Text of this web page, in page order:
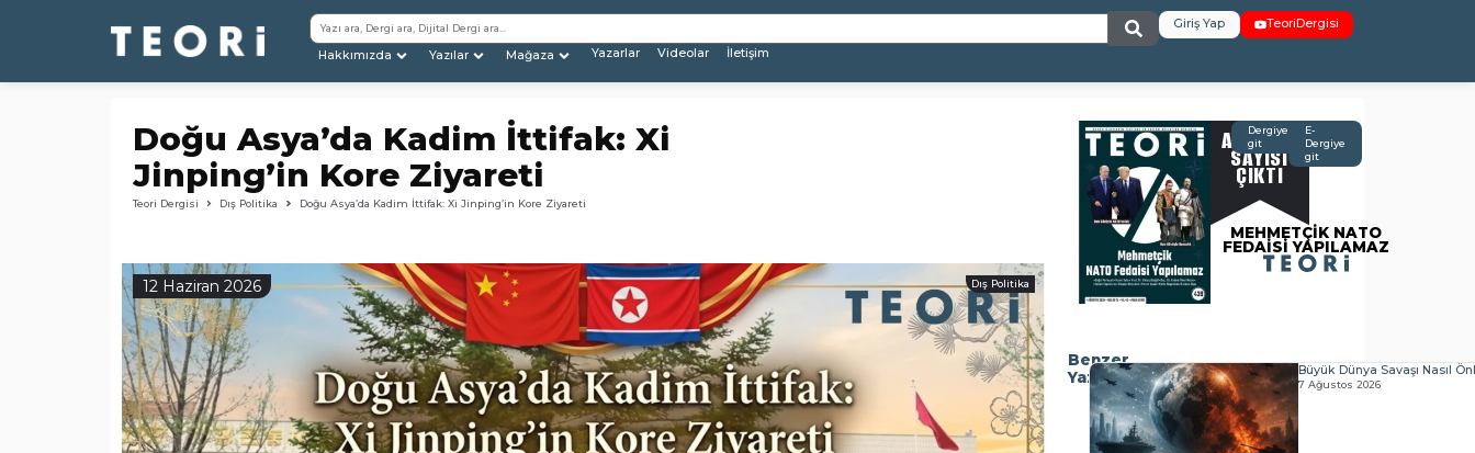
Giriş Yap TeoriDergisi
Hakkımızda Yazılar Mağaza Yazarlar Videolar İletişim
Doğu Asya’da Kadim İttifak: Xi
Jinping’in Kore Ziyareti
Teori Dergisi Dış Politika Doğu Asya’da Kadim İttifak: Xi Jinping’in Kore Ziyareti
12 Haziran 2026 Dış Politika
AĞUSTOS
SAYISI
ÇIKTI
MEHMETÇİK NATO
FEDAİSİ YAPILAMAZ
Dergiye
git
E-
Dergiye
git
Benzer
Yazılar
Büyük Dünya Savaşı Nasıl
7 Ağustos 2026